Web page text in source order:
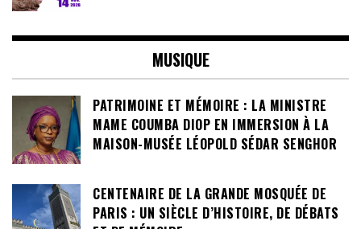
MUSIQUE
PATRIMOINE ET MÉMOIRE : LA MINISTRE
MAME COUMBA DIOP EN IMMERSION À LA
MAISON-MUSÉE LÉOPOLD SÉDAR SENGHOR
CENTENAIRE DE LA GRANDE MOSQUÉE DE
PARIS : UN SIÈCLE D’HISTOIRE, DE DÉBATS